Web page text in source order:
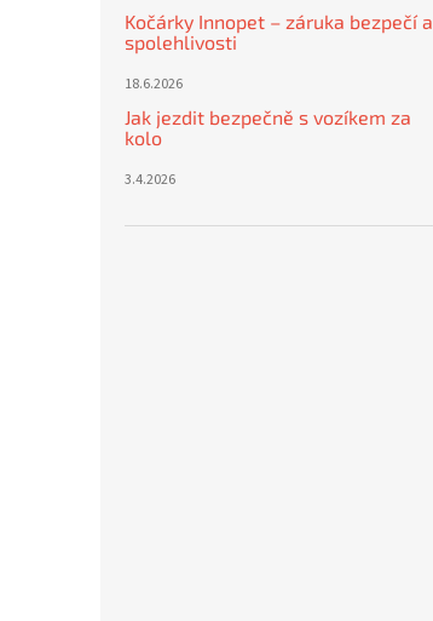
Kočárky Innopet – záruka bezpečí a
spolehlivosti
18.6.2026
Jak jezdit bezpečně s vozíkem za
kolo
3.4.2026